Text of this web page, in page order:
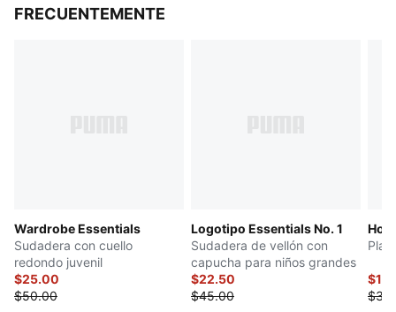
FRECUENTEMENTE
Wardrobe Essentials
Sudadera con cuello
redondo juvenil
$25.00
$50.00
Logotipo Essentials No. 1
Sudadera de vellón con
capucha para niños grandes
$22.50
$45.00